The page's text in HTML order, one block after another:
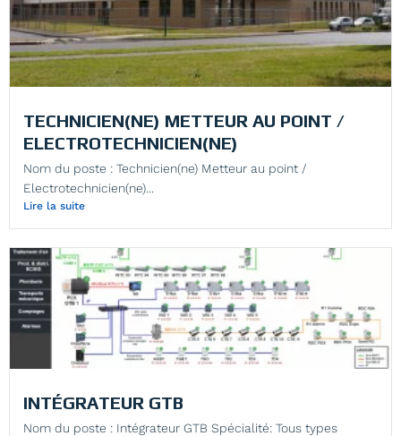
TECHNICIEN(NE) METTEUR AU POINT /
ELECTROTECHNICIEN(NE)
Nom du poste : Technicien(ne) Metteur au point /
Electrotechnicien(ne)...
Lire la suite
INTÉGRATEUR GTB
Nom du poste : Intégrateur GTB Spécialité: Tous types